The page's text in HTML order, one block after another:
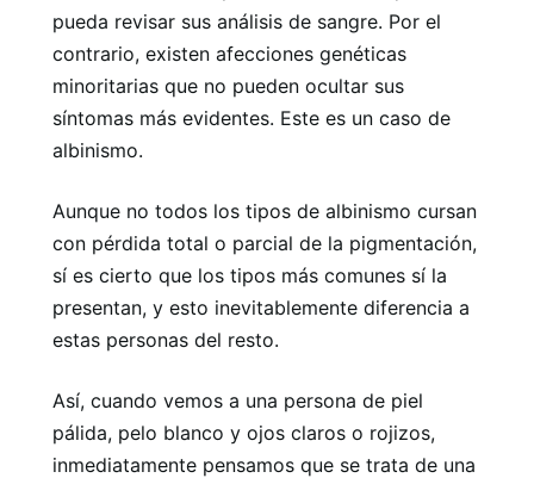
pueda revisar sus análisis de sangre. Por el
contrario, existen afecciones genéticas
minoritarias que no pueden ocultar sus
síntomas más evidentes. Este es un caso de
albinismo.
Aunque no todos los tipos de albinismo cursan
con pérdida total o parcial de la pigmentación,
sí es cierto que los tipos más comunes sí la
presentan, y esto inevitablemente diferencia a
estas personas del resto.
Así, cuando vemos a una persona de piel
pálida, pelo blanco y ojos claros o rojizos,
inmediatamente pensamos que se trata de una